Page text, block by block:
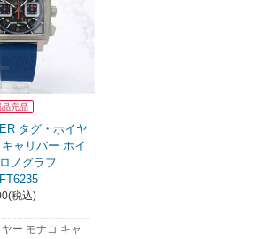
品完品
タグ・ホイヤ
ャリバー ホイ
ノグラフ
(税込)
ー モナコ キャ